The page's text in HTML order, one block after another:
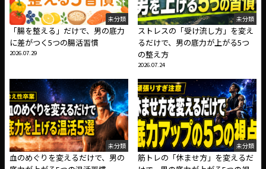
未分類
「腸を整える」だけで、男の底力
に差がつく5つの腸活習慣
2026.07.29
未分類
ストレスの「受け流し方」を変え
るだけで、男の底力が上がる5つ
の整え方
2026.07.24
未分類
血のめぐりを変えるだけで、男の
未分類
筋トレの「休ませ方」を変えるだ